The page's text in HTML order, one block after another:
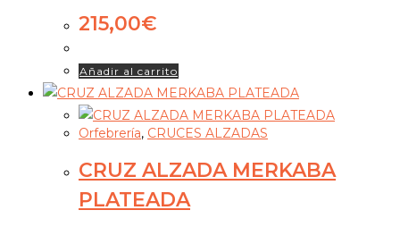
215,00€
Añadir al carrito
Orfebrería, CRUCES ALZADAS
CRUZ ALZADA MERKABA
PLATEADA